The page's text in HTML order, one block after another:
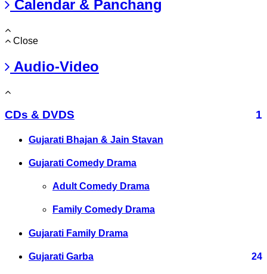
Calendar & Panchang
Close
Audio-Video
CDs & DVDS 1
Gujarati Bhajan & Jain Stavan
Gujarati Comedy Drama
Adult Comedy Drama
Family Comedy Drama
Gujarati Family Drama
Gujarati Garba 24